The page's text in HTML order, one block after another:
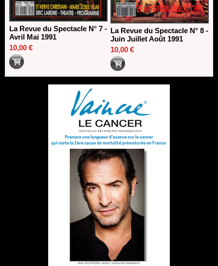
La Revue du Spectacle N° 7 -
Avril Mai 1991
10,00 €
La Revue du Spectacle N° 8 -
Juin Juillet Août 1991
10,00 €